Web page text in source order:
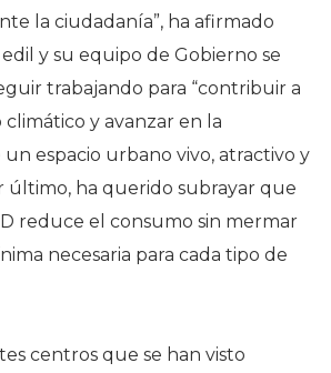
la ciudadanía”, ha afirmado
y su equipo de Gobierno se
trabajando para “contribuir a
y avanzar en la
espacio urbano vivo, atractivo y
último, ha querido subrayar que
reduce el consumo sin mermar
necesaria para cada tipo de
centros que se han visto